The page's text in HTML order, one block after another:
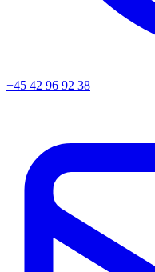
+45 42 96 92 38